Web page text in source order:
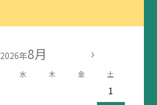
2026年8月
水 木 金 土
1